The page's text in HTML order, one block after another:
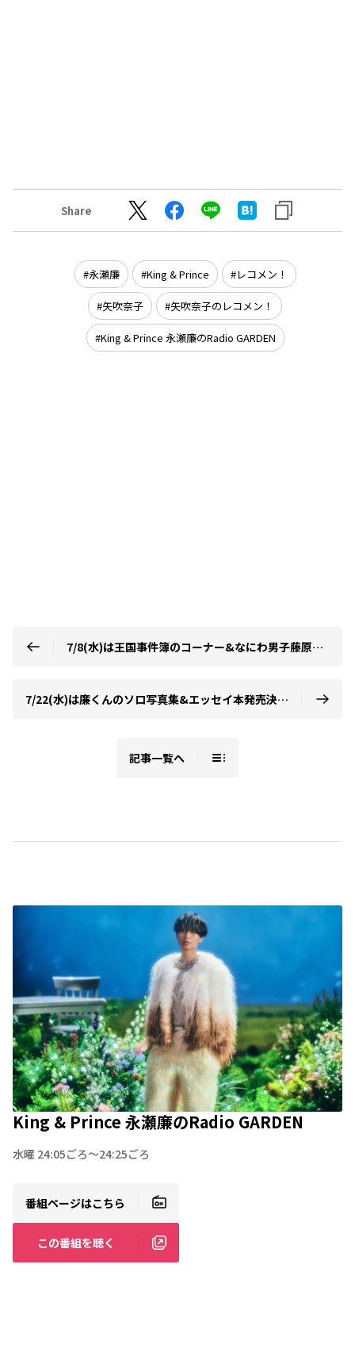
Share
永瀬廉 King & Prince レコメン！
矢吹奈子 矢吹奈子のレコメン！
King & Prince 永瀬廉のRadio GARDEN
7/8(水)は王国事件簿のコーナー&なにわ男子藤原くん西畑くんのお話など！
7/22(水)は廉くんのソロ写真集&エッセイ本発売決定のお話！
記事一覧へ
King & Prince 永瀬廉のRadio GARDEN
水曜 24:05ごろ～24:25ごろ
番組ページはこちら
この番組を聴く